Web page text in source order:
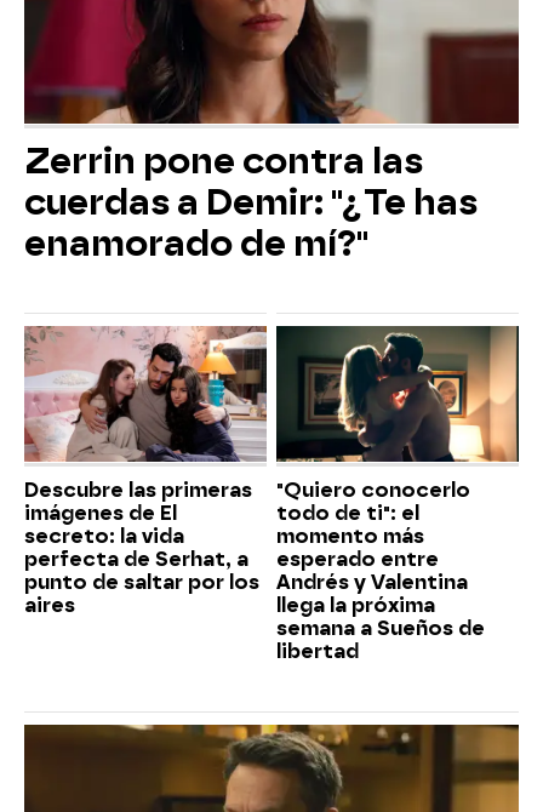
Zerrin pone contra las
cuerdas a Demir: "¿Te has
enamorado de mí?"
Descubre las primeras
imágenes de El
secreto: la vida
perfecta de Serhat, a
punto de saltar por los
aires
"Quiero conocerlo
todo de ti": el
momento más
esperado entre
Andrés y Valentina
llega la próxima
semana a Sueños de
libertad